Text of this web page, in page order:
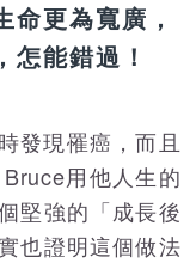
更為寬廣，
怎能錯過！
發現罹癌，而且
用他人生的
堅強的「成長後
也證明這個做法